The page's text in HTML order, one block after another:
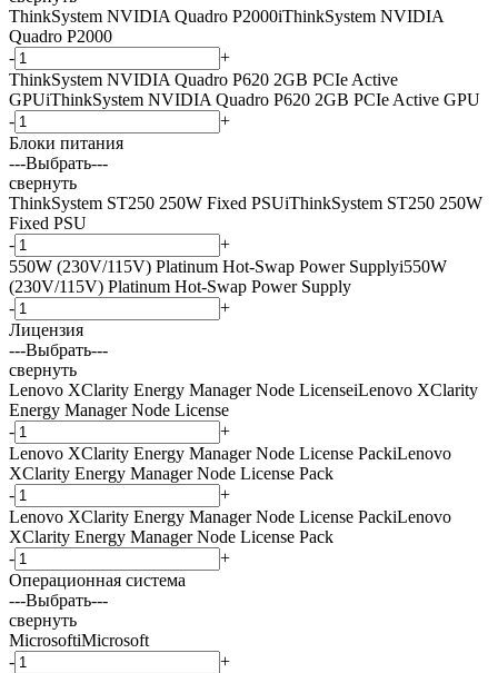
ThinkSystem NVIDIA Quadro P2000iThinkSystem NVIDIA
Quadro P2000
-
+
ThinkSystem NVIDIA Quadro P620 2GB PCIe Active
GPUiThinkSystem NVIDIA Quadro P620 2GB PCIe Active GPU
-
+
Блоки питания
---Выбрать---
свернуть
ThinkSystem ST250 250W Fixed PSUiThinkSystem ST250 250W
Fixed PSU
-
+
550W (230V/115V) Platinum Hot-Swap Power Supplyi550W
(230V/115V) Platinum Hot-Swap Power Supply
-
+
Лицензия
---Выбрать---
свернуть
Lenovo XClarity Energy Manager Node LicenseiLenovo XClarity
Energy Manager Node License
-
+
Lenovo XClarity Energy Manager Node License PackiLenovo
XClarity Energy Manager Node License Pack
-
+
Lenovo XClarity Energy Manager Node License PackiLenovo
XClarity Energy Manager Node License Pack
-
+
Операционная система
---Выбрать---
свернуть
MicrosoftiMicrosoft
-
+